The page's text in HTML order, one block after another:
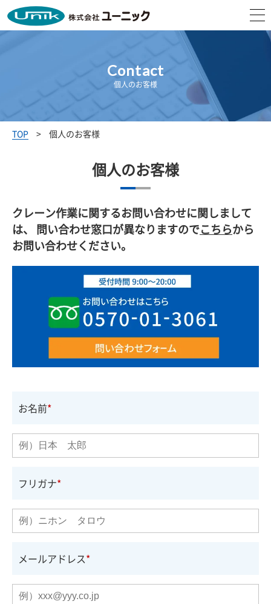
個人のお客様
Contact
TOP 個人のお客様
個人のお客様
クレーン作業に関するお問い合わせに関しまして
は、
問い合わせ窓口が異なりますのでこちらから
お問い合わせください。
お名前
フリガナ
メールアドレス